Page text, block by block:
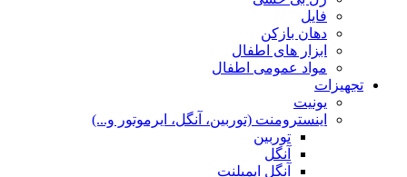
فایل
دهان بازکن
ابزار های اطفال
مواد عمومی اطفال
تجهیزات
یونیت
اینسترومنت (توربین، آنگل، ایرموتور و...)
توربین
آنگل
آنگل ایمپلنت